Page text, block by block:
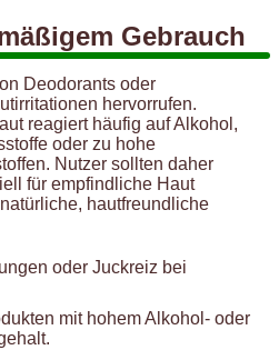
Gebrauch
Deodorants oder
hervorrufen.
reagiert häufig auf Alkohol,
oder zu hohe
Nutzer sollten daher
für empfindliche Haut
hautfreundliche
oder Juckreiz bei
mit hohem Alkohol- oder